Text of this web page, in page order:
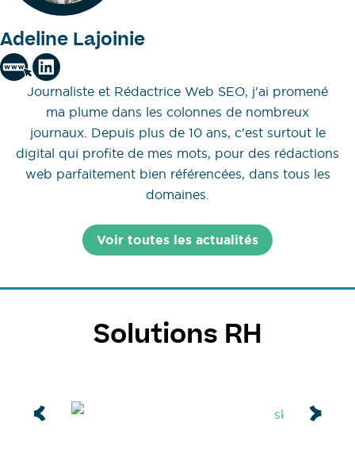
Adeline Lajoinie
Journaliste et Rédactrice Web SEO, j'ai promené
ma plume dans les colonnes de nombreux
journaux. Depuis plus de 10 ans, c'est surtout le
digital qui profite de mes mots, pour des rédactions
web parfaitement bien référencées, dans tous les
domaines.
Voir toutes les actualités
Solutions RH